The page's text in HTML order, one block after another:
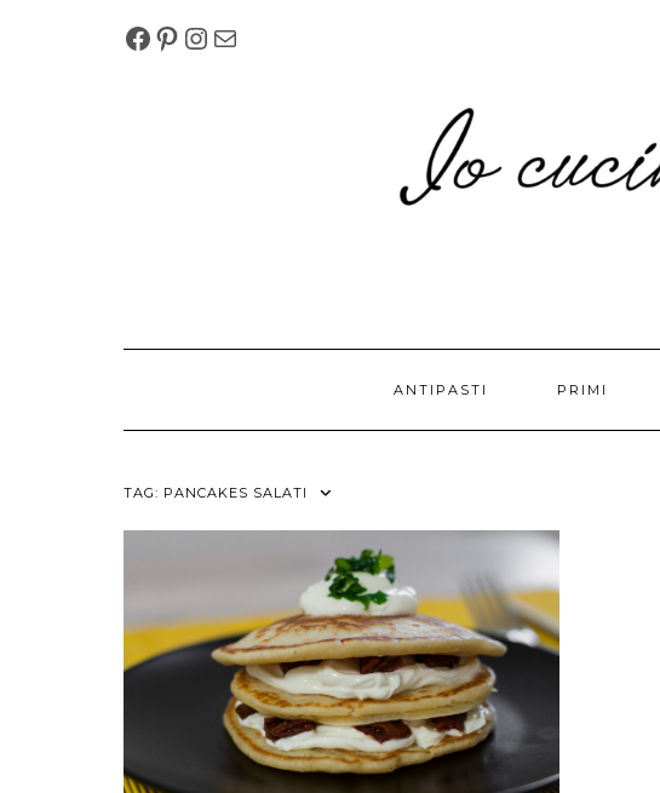
FACEBOOK
PINTEREST
INSTAGRAM
MELISSAPILLITU.BM@GMAIL.COM
ANTIPASTI PRIMI
TAG: PANCAKES SALATI